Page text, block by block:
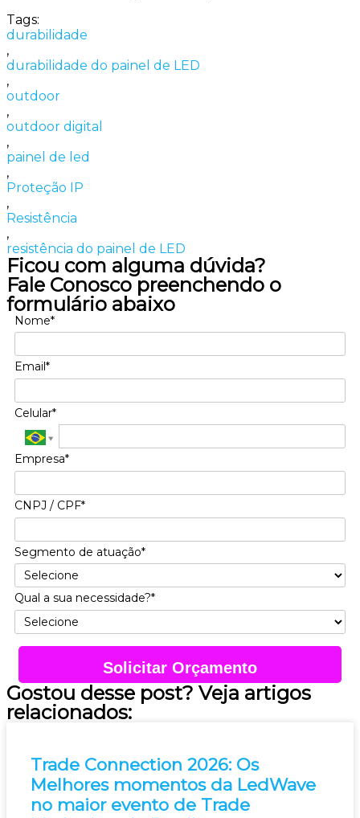
Tags:
durabilidade
,
durabilidade do painel de LED
,
outdoor
,
outdoor digital
,
painel de led
,
Proteção IP
,
Resistência
,
resistência do painel de LED
Ficou com alguma dúvida?
Fale Conosco preenchendo o
formulário abaixo
Nome*
Email*
Celular*
Empresa*
CNPJ / CPF*
Segmento de atuação*
Qual a sua necessidade?*
Solicitar Orçamento
Gostou desse post? Veja artigos
relacionados:
Trade Connection 2026: Os
Melhores momentos da LedWave
no maior evento de Trade